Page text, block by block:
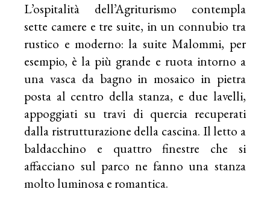
L’ospitalità dell’Agriturismo contempla
sette camere e tre suite, in un connubio tra
rustico e moderno: la suite Malommi, per
esempio, è la più grande e ruota intorno a
una vasca da bagno in mosaico in pietra
posta al centro della stanza, e due lavelli,
appoggiati su travi di quercia recuperati
dalla ristrutturazione della cascina. Il letto a
baldacchino e quattro finestre che si
affacciano sul parco ne fanno una stanza
molto luminosa e romantica.